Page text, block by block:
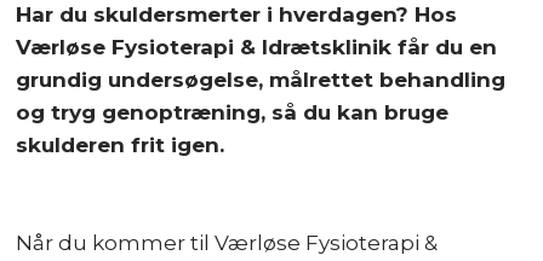
Har du skuldersmerter i hverdagen? Hos
Værløse Fysioterapi & Idrætsklinik får du en
grundig undersøgelse, målrettet behandling
og tryg genoptræning, så du kan bruge
skulderen frit igen.
Når du kommer til Værløse Fysioterapi &